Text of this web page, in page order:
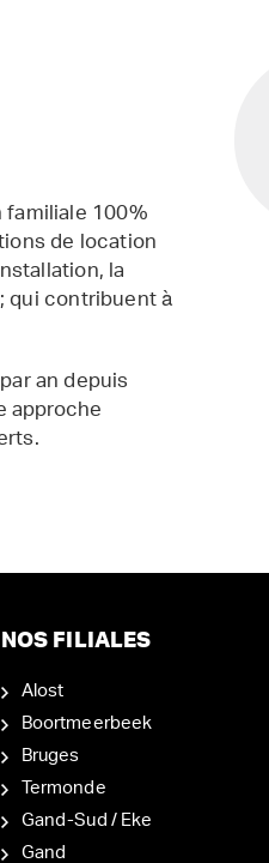
familiale 100%
de location
la
qui contribuent à
an depuis
approche
NOS FILIALES
Alost
Boortmeerbeek
Bruges
Termonde
Gand-Sud / Eke
Gand